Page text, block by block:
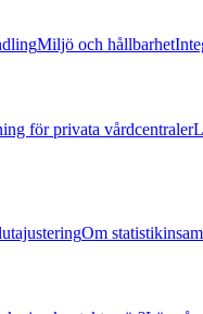
Miljö och hållbarhet
för privata vårdcentraler
Om